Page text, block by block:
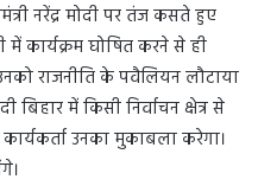
नरेंद्र मोदी पर तंज कसते हुए
कार्यक्रम घोषित करने से ही
राजनीति के पवैलियन लौटाया
बिहार में किसी निर्वाचन क्षेत्र से
उनका मुकाबला करेगा।